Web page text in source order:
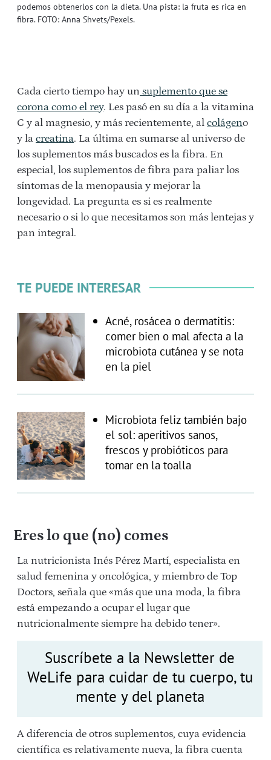
podemos obtenerlos con la dieta. Una pista: la fruta es rica en
fibra. FOTO: Anna Shvets/Pexels.
Cada cierto tiempo hay un suplemento que se
corona como el rey. Les pasó en su día a la vitamina
C y al magnesio, y más recientemente, al colágeno
y la creatina. La última en sumarse al universo de
los suplementos más buscados es la fibra. En
especial, los suplementos de fibra para paliar los
síntomas de la menopausia y mejorar la
longevidad. La pregunta es si es realmente
necesario o si lo que necesitamos son más lentejas y
pan integral.
TE PUEDE INTERESAR
Acné, rosácea o dermatitis:
comer bien o mal afecta a la
microbiota cutánea y se nota
en la piel
Microbiota feliz también bajo
el sol: aperitivos sanos,
frescos y probióticos para
tomar en la toalla
Eres lo que (no) comes
La nutricionista Inés Pérez Martí, especialista en
salud femenina y oncológica, y miembro de Top
Doctors, señala que «más que una moda, la fibra
está empezando a ocupar el lugar que
nutricionalmente siempre ha debido tener».
Suscríbete a la Newsletter de
WeLife para cuidar de tu cuerpo, tu
mente y del planeta
A diferencia de otros suplementos, cuya evidencia
científica es relativamente nueva, la fibra cuenta